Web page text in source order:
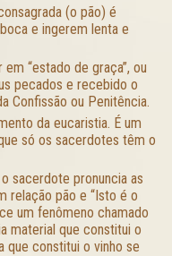
(o pão) é
e ingerem lenta e
“estado de graça”, ou
pecados e recebido o
Confissão ou Penitência.
da eucaristia. É um
só os sacerdotes têm o
sacerdote pronuncia as
relação pão e “Isto é o
um fenômeno chamado
material que constitui o
que constitui o vinho se